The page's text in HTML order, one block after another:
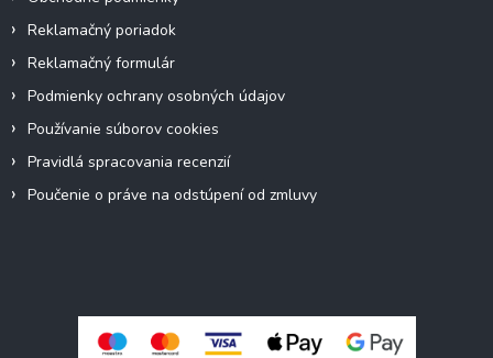
Reklamačný poriadok
Reklamačný formulár
Podmienky ochrany osobných údajov
Používanie súborov cookies
Pravidlá spracovania recenzií
Poučenie o práve na odstúpení od zmluvy